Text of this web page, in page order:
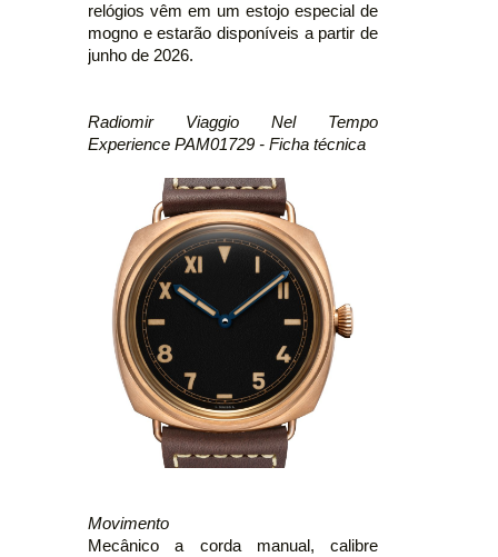
relógios vêm em um estojo especial de
mogno e estarão disponíveis a partir de
junho de 2026.
Radiomir Viaggio Nel Tempo
Experience PAM01729 - Ficha técnica
Movimento
Mecânico a corda manual, calibre